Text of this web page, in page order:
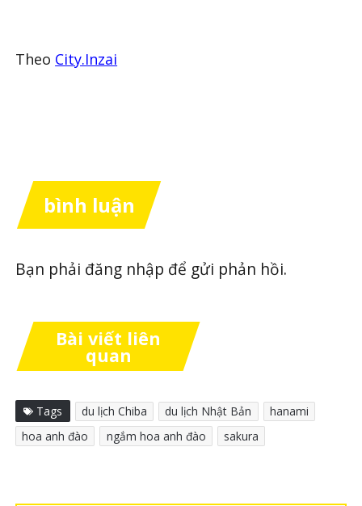
Theo City.Inzai
bình luận
Bạn phải đăng nhập để gửi phản hồi.
Bài viết liên
quan
Tags du lịch Chiba du lịch Nhật Bản
hanami
hoa anh đào
ngắm hoa anh đào sakura